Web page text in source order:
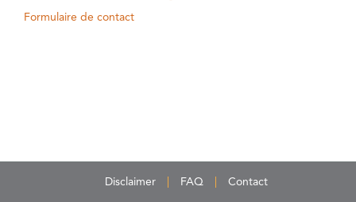
Formulaire de contact
Disclaimer FAQ Contact